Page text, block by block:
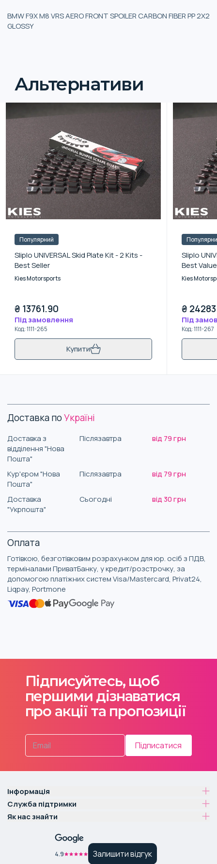
BMW F9X M8 VRS AERO FRONT SPOILER CARBON FIBER PP 2X2
GLOSSY
Альтернативи
Популярний
Sliplo UNIVERSAL Skid Plate Kit - 2 Kits -
Best Seller
Kies Motorsports
₴ 13761.90
Під замовлення
Код:1111-265
Купити
Sliplo
Best Value
Kies
₴
Під
Код:1111-267
Доставка поУкраїні
Доставка з
відділення "Нова
Пошта"
Післязавтра від 79 грн
Кур'єром "Нова
Пошта"
Післязавтра від 79 грн
Доставка
"Укрпошта"
Сьогодні від 30 грн
Оплата
Готівкою, безготівковим розрахунком для юр. осіб з ПДВ,
терміналами ПриватБанку, у кредит/розстрочку, за
допомогою платіжних систем Visa/Mastercard, Privat24,
Liqpay, Portmone
Підписуйтесь, щоб
першими дізнаватися
про акції та пропозиції
Підписатися
Інформація
Служба підтримки
Як нас знайти
4.9 Залишити відгук